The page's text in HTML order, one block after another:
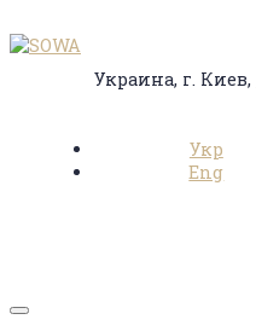
Украина, г. Киев,
Укр
Eng
Toggle